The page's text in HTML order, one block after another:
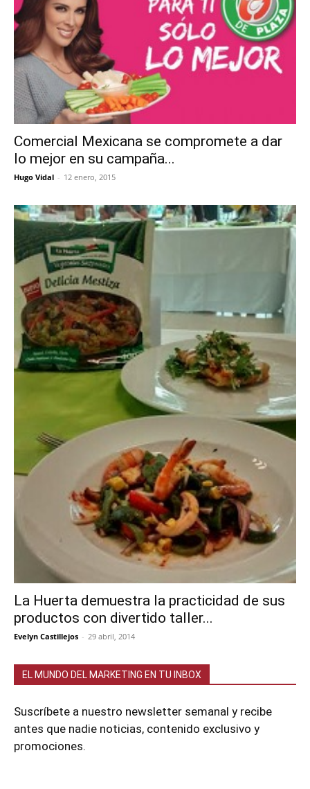
Comercial Mexicana se compromete a dar
lo mejor en su campaña...
Hugo Vidal - 12 enero, 2015
La Huerta demuestra la practicidad de sus
productos con divertido taller...
Evelyn Castillejos - 29 abril, 2014
EL MUNDO DEL MARKETING EN TU INBOX
Suscríbete a nuestro newsletter semanal y recibe
antes que nadie noticias, contenido exclusivo y
promociones.